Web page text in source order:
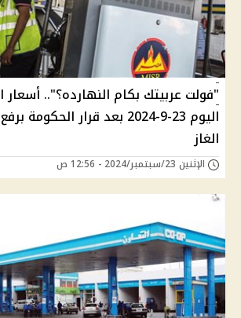
"فولت عربيتك بكام النهارده؟".. أسعار
اليوم 23-9-2024 بعد قرار
الغاز
الإثنين 23/سبتمبر/2024 - 12:56 ص